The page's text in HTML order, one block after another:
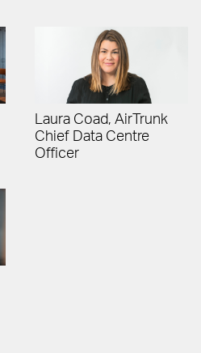
Laura Coad, AirTrunk
Chief Data Centre
Officer